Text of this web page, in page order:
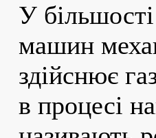
У
машин
здійснює
в процесі